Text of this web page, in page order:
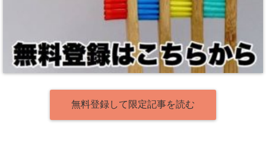
無料登録して限定記事を読む